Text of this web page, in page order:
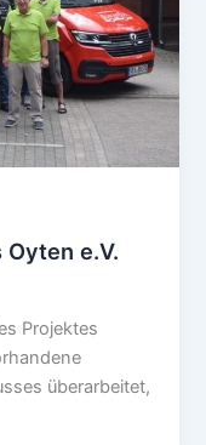
e.V.
Projektes
überarbeitet,